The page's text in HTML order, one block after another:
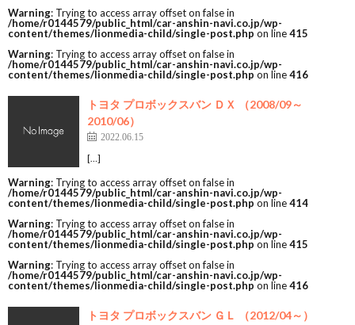
Warning: Trying to access array offset on false in
/home/r0144579/public_html/car-anshin-navi.co.jp/wp-
content/themes/lionmedia-child/single-post.php on line415
Warning: Trying to access array offset on false in
/home/r0144579/public_html/car-anshin-navi.co.jp/wp-
content/themes/lionmedia-child/single-post.php on line416
トヨタ プロボックスバン ＤＸ （2008/09～
2010/06）
2022.06.15
[…]
Warning: Trying to access array offset on false in
/home/r0144579/public_html/car-anshin-navi.co.jp/wp-
content/themes/lionmedia-child/single-post.php on line414
Warning: Trying to access array offset on false in
/home/r0144579/public_html/car-anshin-navi.co.jp/wp-
content/themes/lionmedia-child/single-post.php on line415
Warning: Trying to access array offset on false in
/home/r0144579/public_html/car-anshin-navi.co.jp/wp-
content/themes/lionmedia-child/single-post.php on line416
トヨタ プロボックスバン ＧＬ （2012/04～）